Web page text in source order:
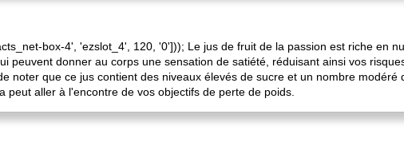
box-4', 'ezslot_4', 120, '0'])); Le jus de fruit de la passion est riche en
peuvent donner au corps une sensation de satiété, réduisant ainsi vos
noter que ce jus contient des niveaux élevés de sucre et un nombre modéré
peut aller à l'encontre de vos objectifs de perte de poids.